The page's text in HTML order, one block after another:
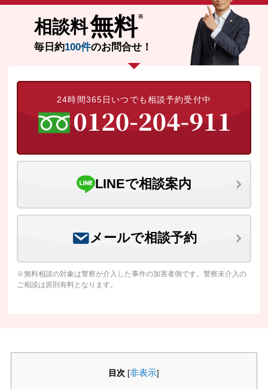
相談料無料
毎日約100件のお問合せ！
24時間365日いつでも相談予約受付中
LINEで相談案内
メールで相談予約
※無料相談の対象は警察が介入した事件の加害者側です。警察未介入の
ご相談は原則有料となります。
目次 [非表示]